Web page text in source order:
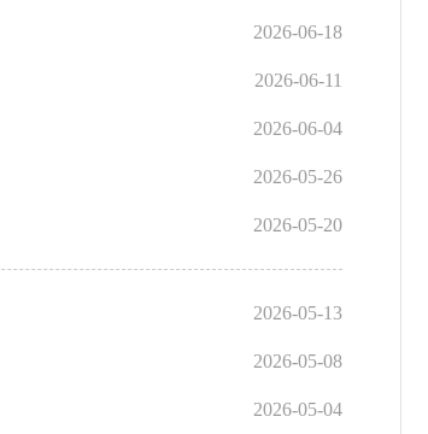
2026-06-18
2026-06-11
2026-06-04
2026-05-26
2026-05-20
2026-05-13
2026-05-08
2026-05-04